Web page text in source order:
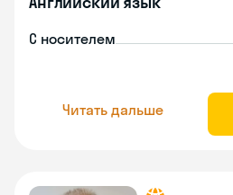
С носителем
Читать дальше